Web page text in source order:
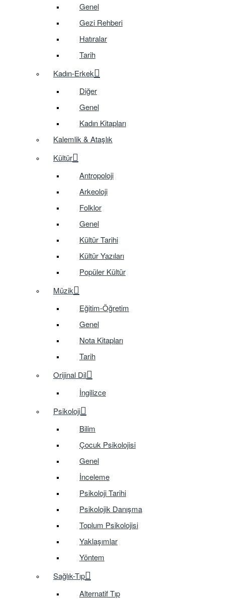
Genel
Gezi Rehberi
Hatıralar
Tarih
Kadın-Erkek
Diğer
Genel
Kadın Kitapları
Kalemlik & Ataşlık
Kültür
Antropoloji
Arkeoloji
Folklor
Genel
Kültür Tarihi
Kültür Yazıları
Popüler Kültür
Müzik
Eğitim-Öğretim
Genel
Nota Kitapları
Tarih
Orijinal Dil
İngilizce
Psikoloji
Bilim
Çocuk Psikolojisi
Genel
İnceleme
Psikoloji Tarihi
Psikolojik Danışma
Toplum Psikolojisi
Yaklaşımlar
Yöntem
Sağlık-Tıp
Alternatif Tıp